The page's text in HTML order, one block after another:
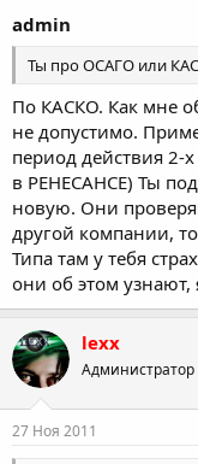
admin
Ты про ОСАГО или
По КАСКО. Как мне
не допустимо.
период действия 2-
в РЕНЕСАНСЕ) Ты
новую. Они
другой компании,
Типа там у тебя
они об этом узнают,
lexx
Администратор
27 Ноя 2011